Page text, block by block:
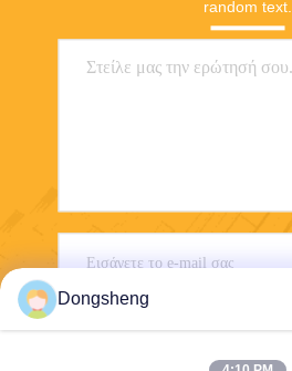
random text.
Dongsheng